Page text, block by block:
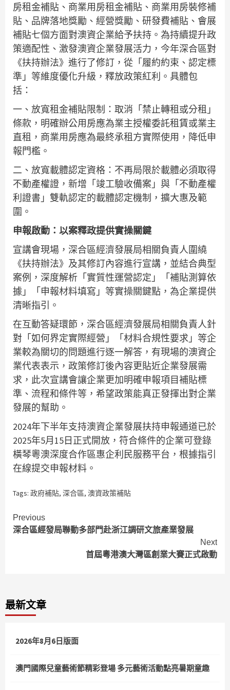
房租金補貼、商業用房租金補貼、商業用房裝修補
貼、品牌落地獎勵、經營獎勵、研發費補貼、會展
補貼七個方面對澳資企業給予扶持。為持續提升政
策適配性、激發澳資企業發展活力，今年深合區對
《扶持辦法》進行了修訂，從「履約約束、認定標
準」等維度優化升級，釋放政策紅利。具體包
括：
一、放寬租金補貼限制：取消「禁止轉租或分租」
條款，明確辦公用房應為業主授權委託租賃或業主
直租，商業用房應為最終承租方實際使用，降低申
報門檻。
二、放寬載體認定資格：不再局限於載體必須取得
不動產權證，新增「竣工驗收備案」與「不動產權
利證書」雙軌認定的載體認定機制，擴大惠及範
圍。
申報啟動：以案釋政提供實操關鍵
宣講會現場，深合區經濟發展局相關負責人圍繞
《扶持辦法》及其修訂內容進行宣講，並結合典型
案例，深度解析「實質性運營認定」「補貼測算依
據」「申報材料填寫」等實操關鍵點，為企業提供
清晰指引。
在互動答疑環節，深合區經濟發展局相關負責人針
對「如何界定實際經營」「材料合規性要求」等企
業較為關切的問題進行逐一解答，有現場的澳資企
業代表表示，政策修訂後內容更貼近企業發展需
求，此次宣講會讓企業更加明確申報項目補貼標
準、流程和條件等，希望政策能真正發揮出對企業
發展的幫助。
2024年下半年支持澳資企業發展扶持申報通道已於
2025年5月15日正式開放，符合條件的企業可登錄
橫琴粵澳深度合作區惠企利民服務平台，根據指引
在線提交申報材料。
Tags: 政府補貼, 深合區, 澳資政策補貼
Continue
Reading
Previous
深合區經發局聯動多部門赴浙江調研文旅產業發展
Next
首屆粵港澳大灣區創業大賽正式啟動
最新文章
2026年8月6日版面
澳門國際兒童藝術節精彩登場 多元藝術活動點亮暑期童趣